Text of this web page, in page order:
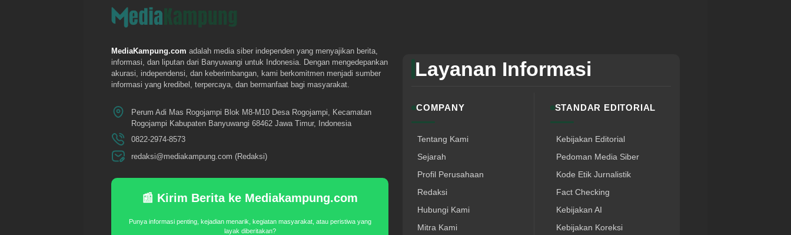
MediaKampung.com adalah media siber independen yang menyajikan berita,
informasi, dan liputan dari Banyuwangi untuk Indonesia. Dengan mengedepankan
akurasi, independensi, dan keberimbangan, kami berkomitmen menjadi sumber
informasi yang kredibel, terpercaya, dan bermanfaat bagi masyarakat.
Perum Adi Mas Rogojampi Blok M8-M10 Desa Rogojampi, Kecamatan
Rogojampi Kabupaten Banyuwangi 68462 Jawa Timur, Indonesia
0822-2974-8573
redaksi@mediakampung.com (Redaksi)
📰 Kirim Berita ke Mediakampung.com
Punya informasi penting, kejadian menarik, kegiatan masyarakat, atau peristiwa yang
layak diberitakan?
Layanan Informasi
COMPANY
Tentang Kami
Sejarah
Profil Perusahaan
Redaksi
Hubungi Kami
Mitra Kami
STANDAR EDITORIAL
Kebijakan Editorial
Pedoman Media Siber
Kode Etik Jurnalistik
Fact Checking
Kebijakan AI
Kebijakan Koreksi